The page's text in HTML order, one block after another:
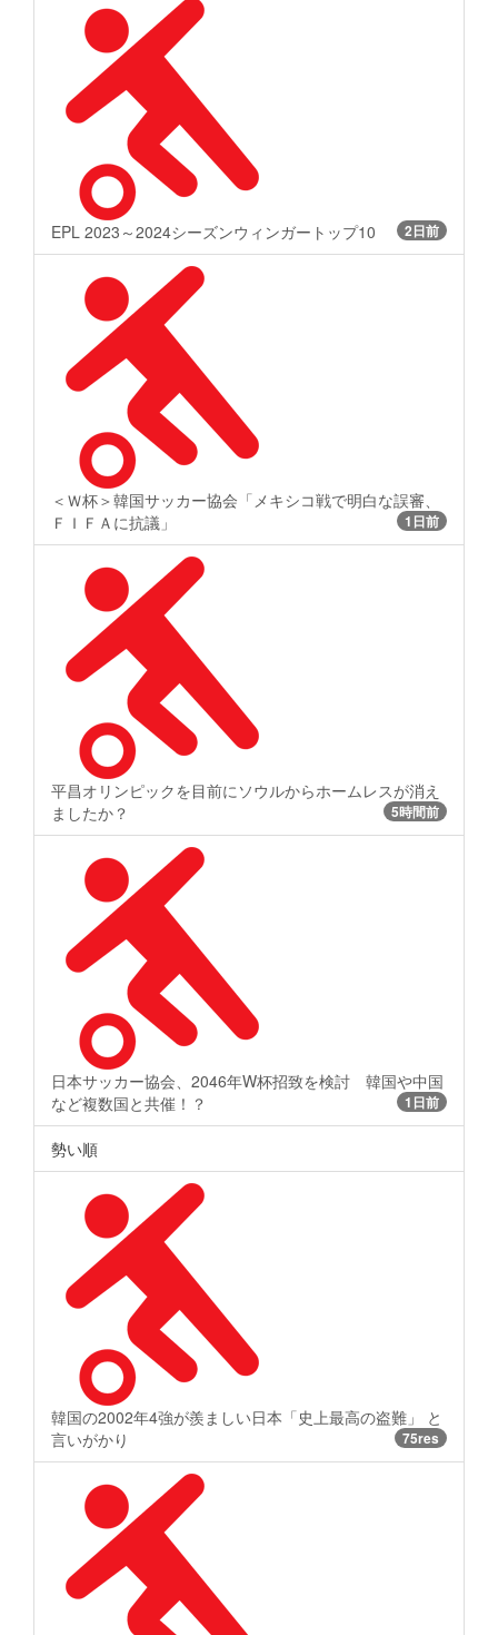
EPL 2023～2024シーズンウィンガートップ10 2日前
＜Ｗ杯＞韓国サッカー協会「メキシコ戦で明白な誤審、
ＦＩＦＡに抗議」
1日前
平昌オリンピックを目前にソウルからホームレスが消え
ましたか？
5時間前
日本サッカー協会、2046年W杯招致を検討 韓国や中国
など複数国と共催！？
1日前
勢い順
韓国の2002年4強が羨ましい日本「史上最高の盗難」 と
言いがかり
75res